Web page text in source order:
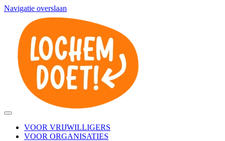
Navigatie overslaan
VOOR VRIJWILLIGERS
VOOR ORGANISATIES